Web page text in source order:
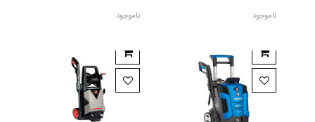
ناموجود ناموجود